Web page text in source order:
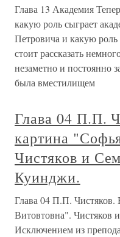
Глава 13 Академия
какую роль сыграет
Петровича и какую
стоит рассказать
незаметно и постоянно
была вместилищем
Глава 04 П.П.
картина
Чистяков и
Куинджи.
Глава 04 П.П. Чистяков.
Витовтовна". Чистяков
Исключением из